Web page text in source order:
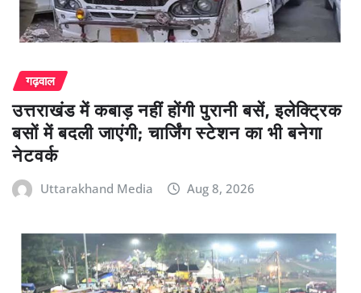
गढ़वाल
उत्तराखंड में कबाड़ नहीं होंगी पुरानी बसें, इलेक्ट्रिक
बसों में बदली जाएंगी; चार्जिंग स्टेशन का भी बनेगा
नेटवर्क
Uttarakhand Media Aug 8, 2026